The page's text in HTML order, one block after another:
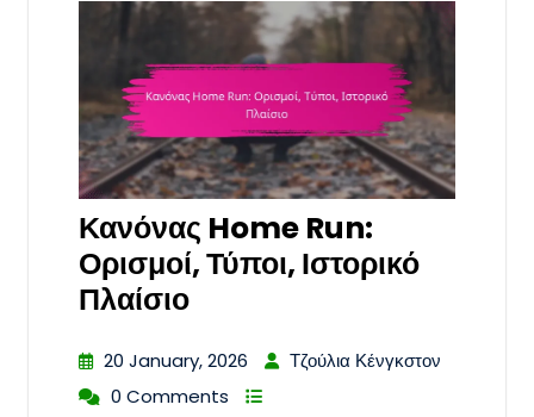
Κανόνας Home Run:
Ορισμοί, Τύποι, Ιστορικό
Πλαίσιο
20 January, 2026
Τζούλια Κένγκστον
0 Comments